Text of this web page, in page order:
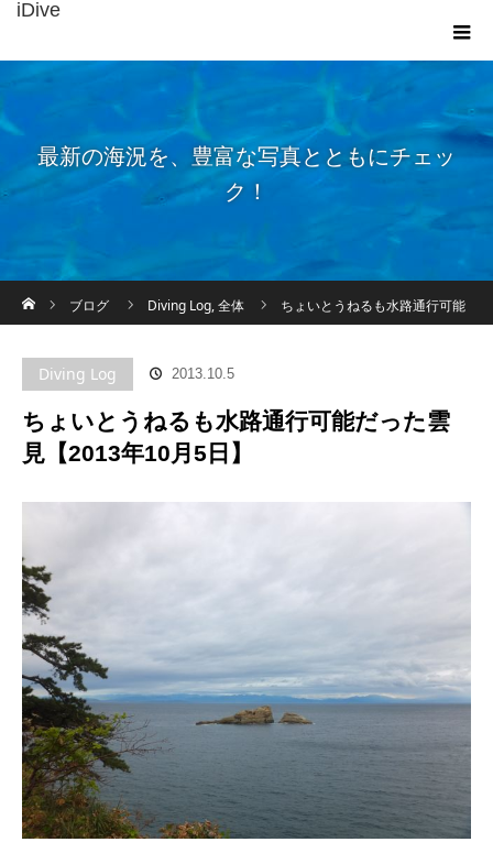
iDive
最新の海況を、豊富な写真とともにチェッ
ク！
ブログ
Diving Log,全体 ちょいとうねるも水路通行可能
Diving Log 2013.10.5
ちょいとうねるも水路通行可能だった雲
見【2013年10月5日】